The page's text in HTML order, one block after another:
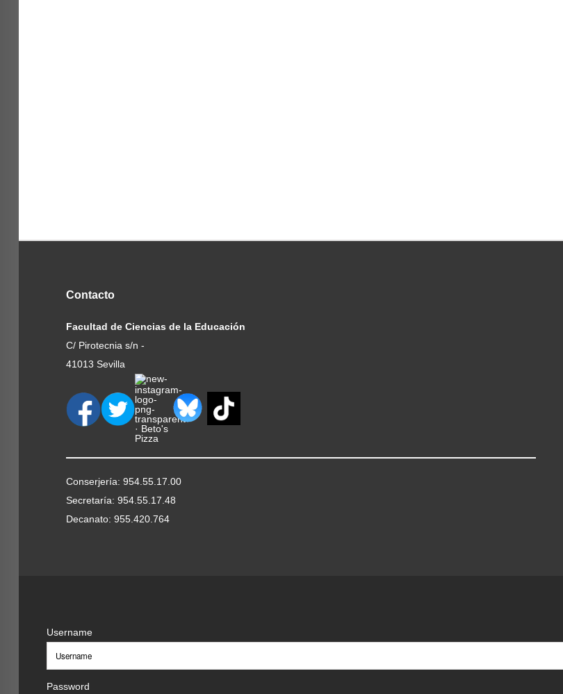
Contacto
Facultad de Ciencias de la Educación
C/ Pirotecnia s/n -
41013 Sevilla
Conserjería: 954.55.17.00
Secretaría: 954.55.17.48
Decanato: 955.420.764
Username
Password